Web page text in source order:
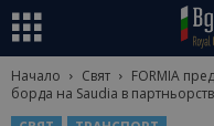
Начало Свят
FORMIA
борда на Saudia в